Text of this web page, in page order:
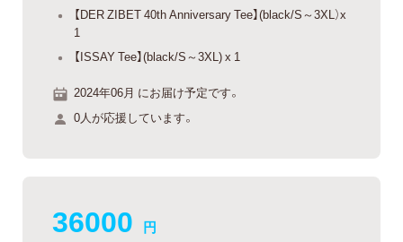
【DER ZIBET 40th Anniversary Tee】(black/S～3XL）x
1
【ISSAY Tee】(black/S～3XL) x 1
2024年06月 にお届け予定です。
0人が応援しています。
36000 円